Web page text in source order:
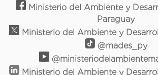
Ministerio del Ambiente y
Paraguay
Ministerio del Ambiente y
@mades_py
Ministerio del Ambiente y